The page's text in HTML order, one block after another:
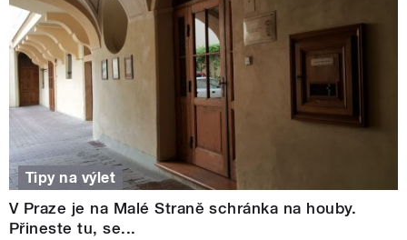
Tipy na výlet
V Praze je na Malé Straně schránka na houby.
Přineste tu, se...